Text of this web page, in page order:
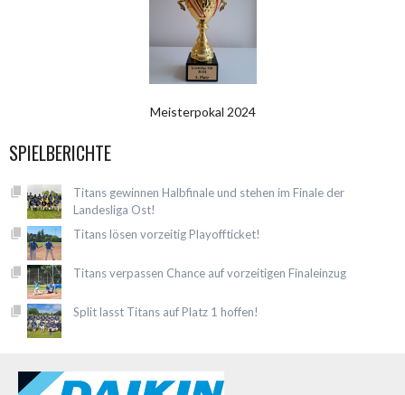
Meisterpokal 2024
SPIELBERICHTE
Titans gewinnen Halbfinale und stehen im Finale der
Landesliga Ost!
Titans lösen vorzeitig Playoffticket!
Titans verpassen Chance auf vorzeitigen Finaleinzug
Split lasst Titans auf Platz 1 hoffen!